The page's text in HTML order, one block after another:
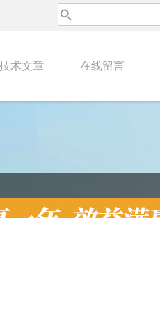
技术文章 在线留言